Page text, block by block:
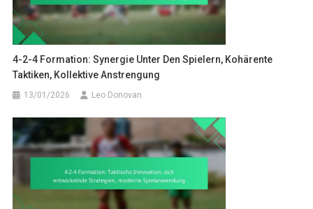
4-2-4 Formation: Synergie Unter Den Spielern, Kohärente
Taktiken, Kollektive Anstrengung
13/01/2026 Leo Donovan